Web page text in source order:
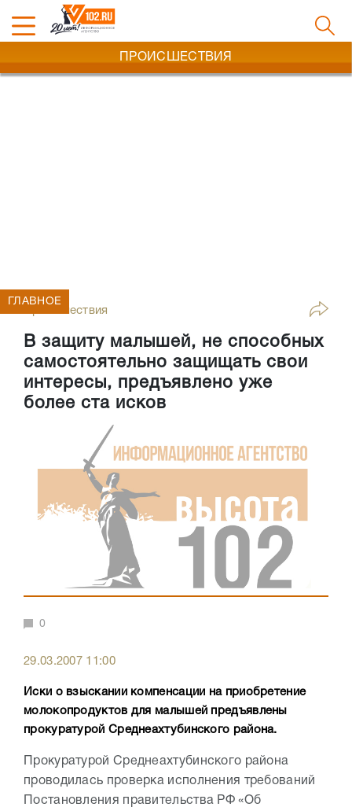
ПРОИСШЕСТВИЯ
Происшествия
В защиту малышей, не способных
самостоятельно защищать свои
интересы, предъявлено уже
более ста исков
ГЛАВНОЕ
0
29.03.2007 11:00
Иски о взыскании компенсации на приобретение
молокопродуктов для малышей предъявлены
прокуратурой Среднеахтубинского района.
Прокуратурой Среднеахтубинского района
проводилась проверка исполнения требований
Постановления правительства РФ «Об